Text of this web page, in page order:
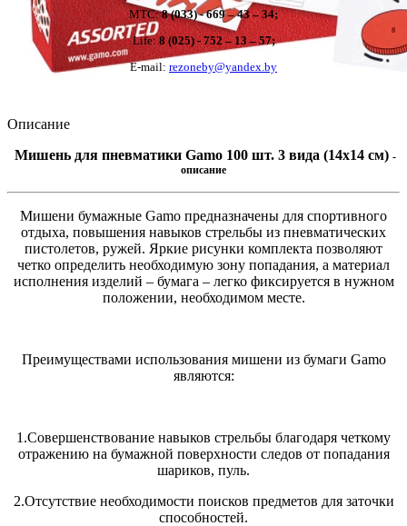
MTC:8 (033) - 669 – 43 – 34;
Life: 8 (025) - 752 – 13 – 57;
E-mail: rezoneby@yandex.by
Описание
Мишень для пневматики Gamo 100 шт. 3 вида (14х14 см) -
описание
Мишени бумажные Gamo предназначены для спортивного
отдыха, повышения навыков стрельбы из пневматических
пистолетов, ружей. Яркие рисунки комплекта позволяют
четко определить необходимую зону попадания, а материал
исполнения изделий – бумага – легко фиксируется в нужном
положении, необходимом месте.
Преимуществами использования мишени из бумаги Gamo
являются:
1.Совершенствование навыков стрельбы благодаря четкому
отражению на бумажной поверхности следов от попадания
шариков, пуль.
2.Отсутствие необходимости поисков предметов для заточки
способностей.